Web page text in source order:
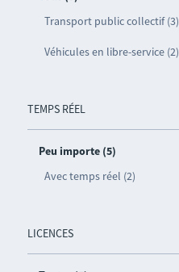
Transport public collectif (3)
Véhicules en libre-service (2)
TEMPS RÉEL
Peu importe (5)
Avec temps réel (2)
LICENCES